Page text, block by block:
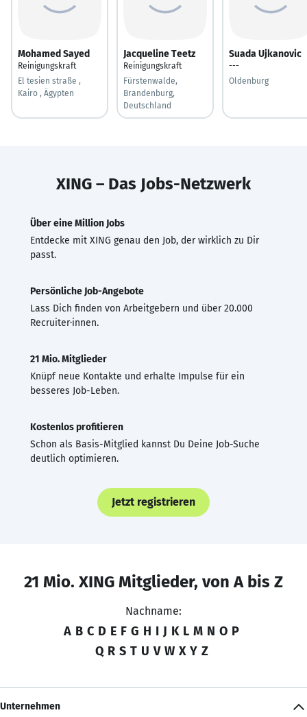
Mohamed Sayed
Reinigungskraft
El tesien straße ,
Kairo , Ägypten
Jacqueline Teetz
Reinigungskraft
Fürstenwalde,
Brandenburg,
Deutschland
Suada Ujkanovic
---
Oldenburg
XING – Das Jobs-Netzwerk
Über eine Million Jobs
Entdecke mit XING genau den Job, der wirklich zu Dir
passt.
Persönliche Job-Angebote
Lass Dich finden von Arbeitgebern und über 20.000
Recruiter·innen.
21 Mio. Mitglieder
Knüpf neue Kontakte und erhalte Impulse für ein
besseres Job-Leben.
Kostenlos profitieren
Schon als Basis-Mitglied kannst Du Deine Job-Suche
deutlich optimieren.
Jetzt registrieren
21 Mio. XING Mitglieder, von A bis Z
Nachname:
A B C D E F G H I J K L M N O P
Q R S T U V W X Y Z
Unternehmen